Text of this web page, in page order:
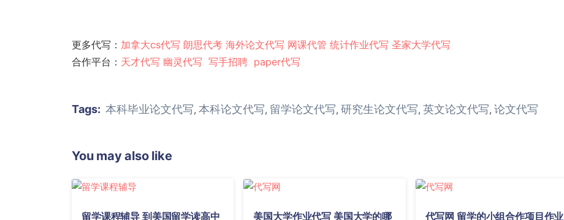
更多代写： 加拿大cs代写 朗思代考 海外论文代写 网课代管 统计作业代写 圣家大学代写
合作平台： 天才代写 幽灵代写 写手招聘 paper代写
Tags: 本科毕业论文代写, 本科论文代写, 留学论文代写, 研究生论文代写, 英文论文代写, 论文代写
You may also like
留学课程辅导 到美国留学读高中 美国大学作业代写 美国大学的哪 代写网 留学的小组合作项目作业